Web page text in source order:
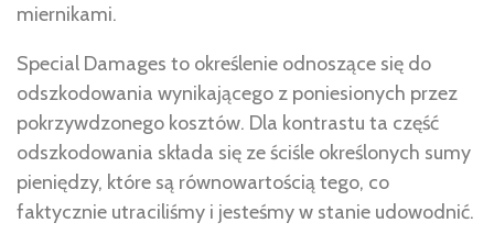
miernikami.
Special Damages to określenie odnoszące się do
odszkodowania wynikającego z poniesionych przez
pokrzywdzonego kosztów. Dla kontrastu ta część
odszkodowania składa się ze ściśle określonych sumy
pieniędzy, które są równowartością tego, co
faktycznie utraciliśmy i jesteśmy w stanie udowodnić.